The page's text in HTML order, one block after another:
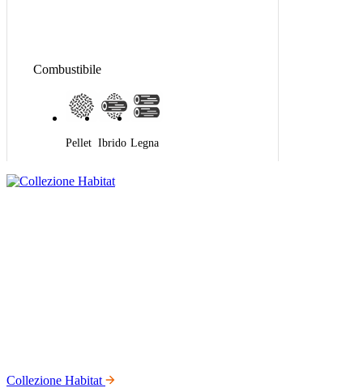
Combustibile
Pellet Ibrido Legna
Collezione Habitat